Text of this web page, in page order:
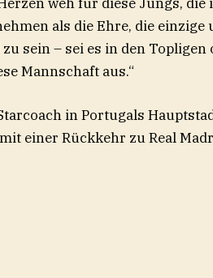
als die Ehre, die
sein – sei es in den
Mannschaft aus.“
in Portugals
einer Rückkehr zu Real